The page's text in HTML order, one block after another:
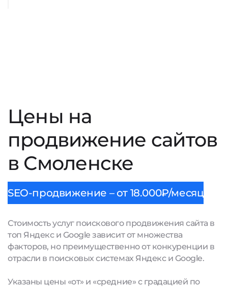
Цены на
продвижение сайтов
в Смоленске
SEO-продвижение – от 18.000₽/месяц
Стоимость услуг поискового продвижения сайта в
топ Яндекс и Google зависит от множества
факторов, но преимущественно от конкуренции в
отрасли в поисковых системах Яндекс и Google.
Указаны цены «от» и «средние» с градацией по